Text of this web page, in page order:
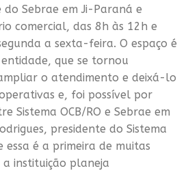
Sebrae em Ji-Paraná e
comercial, das 8h às 12h e
a sexta-feira. O espaço é
que se tornou
o atendimento e deixá-lo
e, foi possível por
Sistema OCB/RO e Sebrae em
presidente do Sistema
essa é a primeira de muitas
instituição planeja